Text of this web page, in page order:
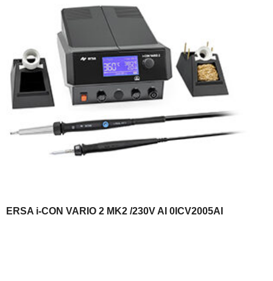
ERSA i-CON VARIO 2 MK2 /230V AI 0ICV2005AI